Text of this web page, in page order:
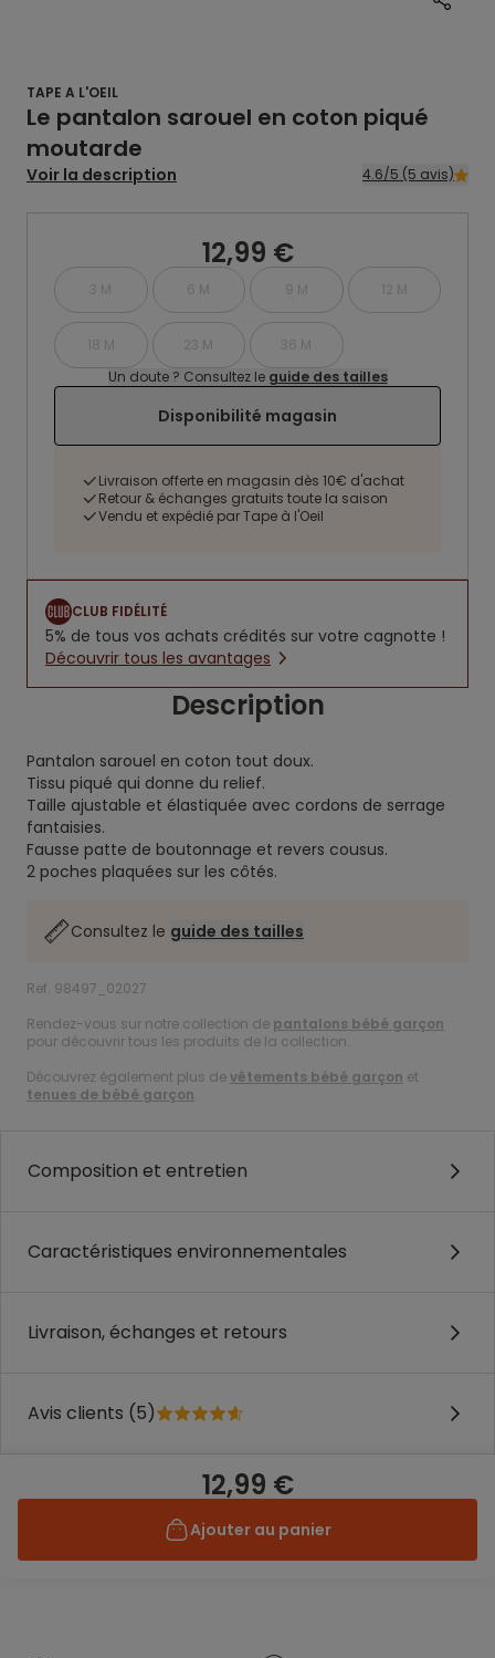
TAPE A L'OEIL
Le pantalon sarouel en coton piqué
moutarde
Voir la description 4.6/5 (5 avis)
12,99 €
3 M 6 M 9 M 12 M
18 M 23 M
36 M
Un doute ? Consultez le guide des tailles
Disponibilité magasin
Livraison offerte en magasin dès 10€ d'achat
Retour & échanges gratuits toute la saison
Vendu et expédié par Tape à l'Oeil
CLUB FIDÉLITÉ
5% de tous vos achats crédités sur votre cagnotte !
Découvrir tous les avantages
Description
Pantalon sarouel en coton tout doux.
Tissu piqué qui donne du relief.
Taille ajustable et élastiquée avec cordons de serrage
fantaisies.
Fausse patte de boutonnage et revers cousus.
2 poches plaquées sur les côtés.
Consultez le guide des tailles
Ref. 98497_02027
Rendez-vous sur notre collection de pantalons bébé garçon
pour découvrir tous les produits de la collection.
Découvrez également plus devêtements bébé garçon et
tenues de bébé garçon.
Composition et entretien
Caractéristiques environnementales
Livraison, échanges et retours
Avis clients (5)
12,99 €
Ajouter au panier